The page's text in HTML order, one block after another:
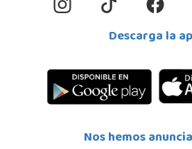
Descarga la
Nos hemos